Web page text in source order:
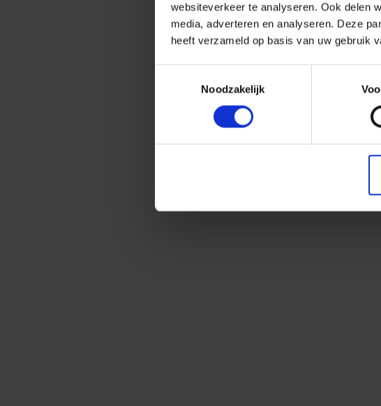
websiteverkeer te analyseren. Ook delen
media, adverteren en analyseren. Deze
heeft verzameld op basis van uw gebruik
Noodzakelijk